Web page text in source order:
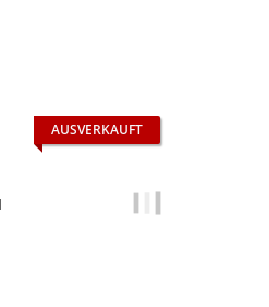
AUSVERKAUFT